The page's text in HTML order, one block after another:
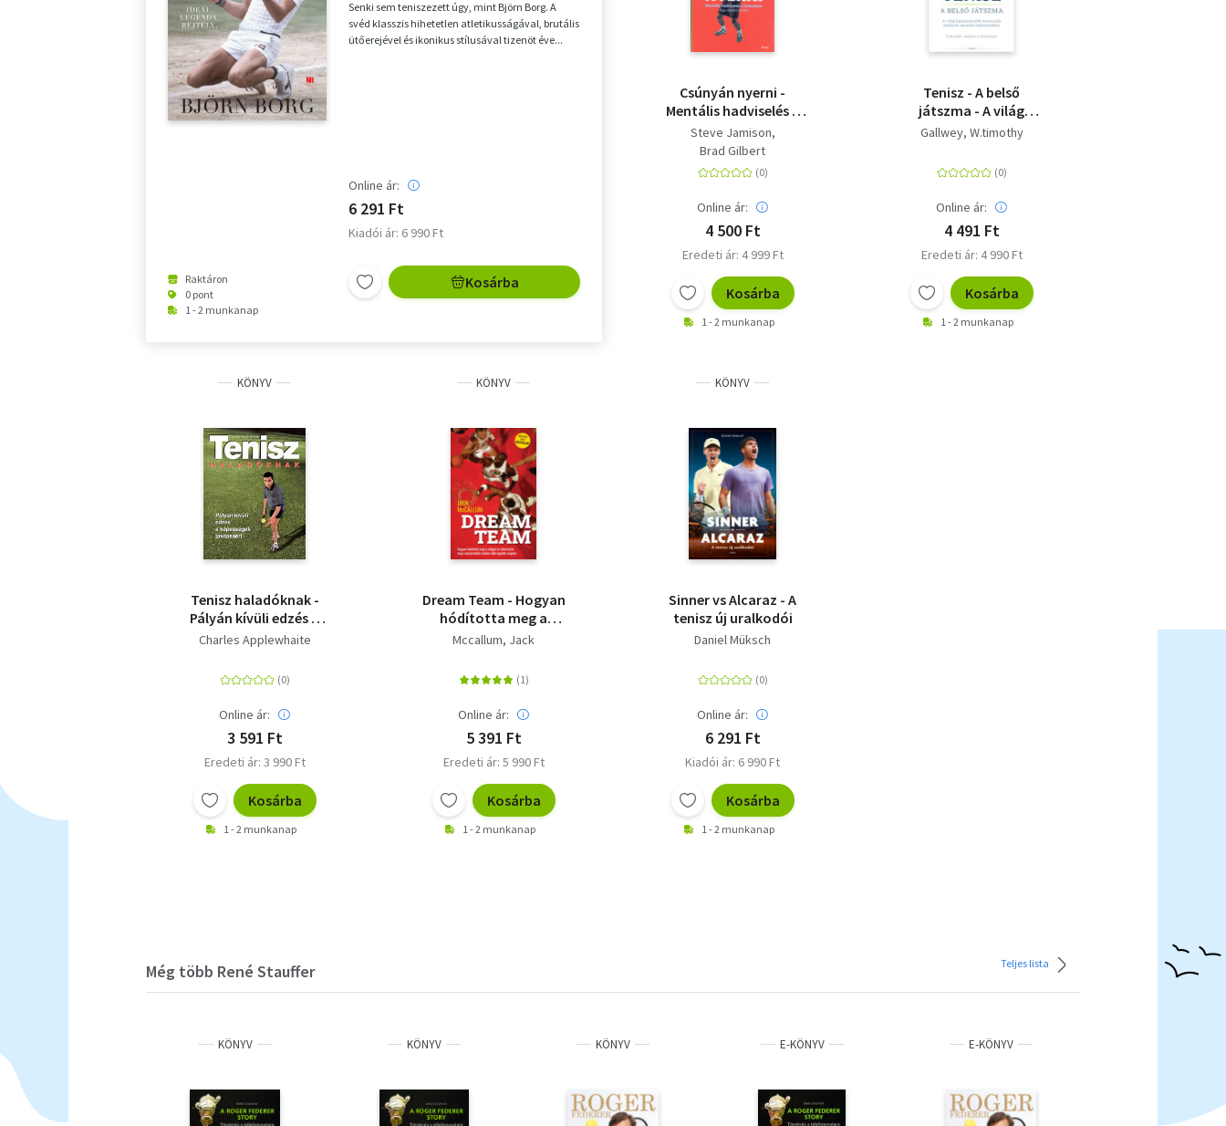
Raktáron
0 pont
1 - 2 munkanap
Senki sem teniszezett úgy, mint Björn Borg. A
svéd klasszis hihetetlen atletikusságával, brutális
ütőerejével és ikonikus stílusával tizenöt éve...
Online ár:
6 291 Ft
Kiadói ár: 6 990 Ft
Kosárba
Csúnyán nyerni -
Mentális hadviselés a
teniszben
Steve Jamison
Brad Gilbert
Online ár:
4 500 Ft
Eredeti ár: 4 999 Ft
Kosárba
1 - 2 munkanap
Tenisz - A belső
játszma - A világ
legnépszerűbb
mentális
fejlesztéséhez
Gallwey, W.timothy
Online ár:
4 491 Ft
Eredeti ár: 4 990 Ft
Kosárba
1 - 2 munkanap
KÖNYV
Tenisz haladóknak -
Pályán kívüli edzés a
képességek javításáért
Charles Applewhaite
Online ár:
3 591 Ft
Eredeti ár: 3 990 Ft
Kosárba
1 - 2 munkanap
KÖNYV
Dream Team - Hogyan
hódította meg a
világot és változtatta
minden idők legjobb
csapata
Mccallum, Jack
Online ár:
5 391 Ft
Eredeti ár: 5 990 Ft
Kosárba
1 - 2 munkanap
KÖNYV
Sinner vs Alcaraz - A
tenisz új uralkodói
Daniel Müksch
Online ár:
6 291 Ft
Kiadói ár: 6 990 Ft
Kosárba
1 - 2 munkanap
Még több René Stauffer Teljes lista
KÖNYV KÖNYV KÖNYV E-KÖNYV E-KÖNYV